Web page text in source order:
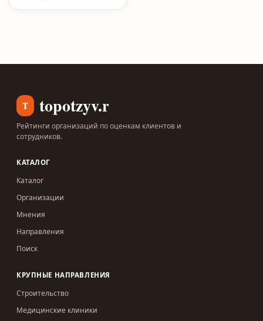
T topotzyv.ru
Рейтинги организаций по оценкам клиентов и
сотрудников.
КАТАЛОГ
Каталог
Организации
Мнения
Направления
Поиск
КРУПНЫЕ НАПРАВЛЕНИЯ
Строительство
Медицинские клиники